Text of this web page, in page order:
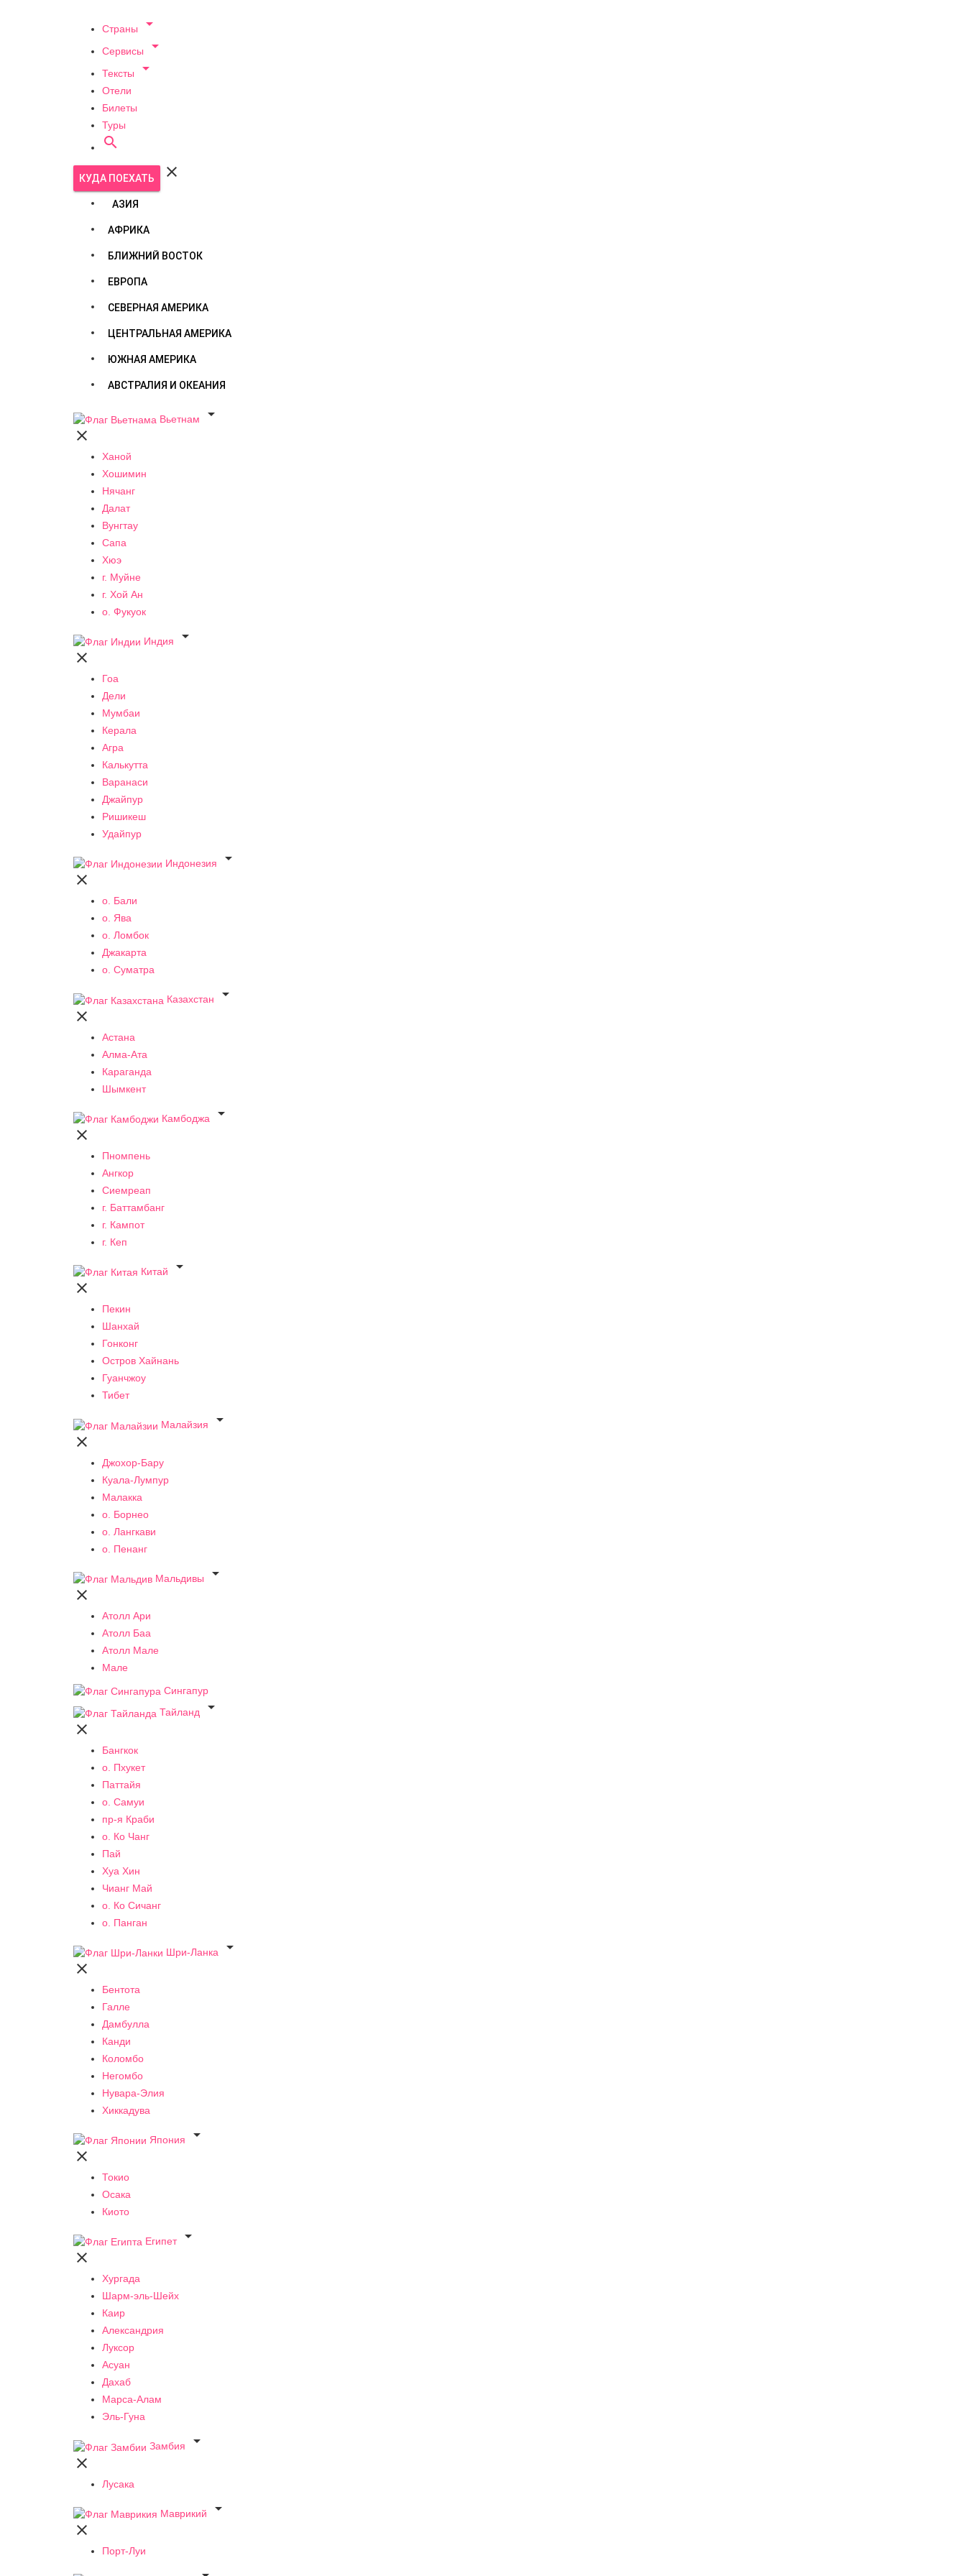
Страны 
Сервисы 
Тексты 
Отели
Билеты
Туры

КУДА ПОЕХАТЬ 
АЗИЯ
АФРИКА
БЛИЖНИЙ ВОСТОК
ЕВРОПА
СЕВЕРНАЯ АМЕРИКА
ЦЕНТРАЛЬНАЯ АМЕРИКА
ЮЖНАЯ АМЕРИКА
АВСТРАЛИЯ И ОКЕАНИЯ
Вьетнам


Ханой
Хошимин
Нячанг
Далат
Вунгтау
Сапа
Хюэ
г. Муйне
г. Хой Ан
о. Фукуок
Индия


Гоа
Дели
Мумбаи
Керала
Агра
Калькутта
Варанаси
Джайпур
Ришикеш
Удайпур
Индонезия


о. Бали
о. Ява
о. Ломбок
Джакарта
о. Суматра
Казахстан


Астана
Алма-Ата
Караганда
Шымкент
Камбоджа


Пномпень
Ангкор
Сиемреап
г. Баттамбанг
г. Кампот
г. Кеп
Китай


Пекин
Шанхай
Гонконг
Остров Хайнань
Гуанчжоу
Тибет
Малайзия


Джохор-Бару
Куала-Лумпур
Малакка
о. Борнео
о. Лангкави
о. Пенанг
Мальдивы


Атолл Ари
Атолл Баа
Атолл Мале
Мале
Сингапур
Тайланд


Бангкок
о. Пхукет
Паттайя
о. Самуи
пр-я Краби
о. Ко Чанг
Пай
Хуа Хин
Чианг Май
о. Ко Сичанг
о. Панган
Шри-Ланка


Бентота
Галле
Дамбулла
Канди
Коломбо
Негомбо
Нувара-Элия
Хиккадува
Япония


Токио
Осака
Киото
Египет


Хургада
Шарм-эль-Шейх
Каир
Александрия
Луксор
Асуан
Дахаб
Марса-Алам
Эль-Гуна
Замбия


Лусака
Маврикий


Порт-Луи